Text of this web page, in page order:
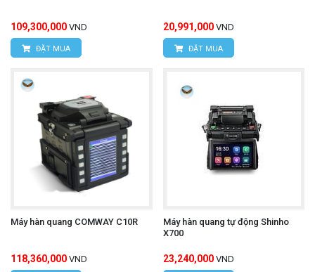
109,300,000 VND
ĐẶT MUA
20,991,000 VND
ĐẶT MUA
Máy hàn quang COMWAY C10R
118,360,000 VND
Máy hàn quang tự động Shinho
X700
23,240,000 VND